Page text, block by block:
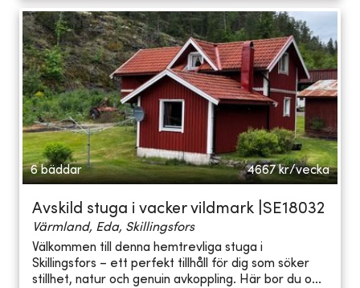
6 bäddar 4667 kr/vecka
Avskild stuga i vacker vildmark |SE18032
Värmland, Eda, Skillingsfors
Välkommen till denna hemtrevliga stuga i
Skillingsfors – ett perfekt tillhåll för dig som söker
stillhet, natur och genuin avkoppling. Här bor du o...